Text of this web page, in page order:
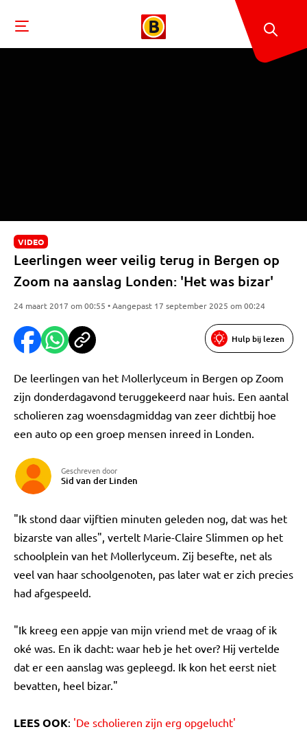
VIDEO
Leerlingen weer veilig terug in Bergen op
Zoom na aanslag Londen: 'Het was bizar'
24 maart 2017 om 00:55 • Aangepast 17 september 2025 om 00:24
Hulp bij lezen
De leerlingen van het Mollerlyceum in Bergen op Zoom
zijn donderdagavond teruggekeerd naar huis. Een aantal
scholieren zag woensdagmiddag van zeer dichtbij hoe
een auto op een groep mensen inreed in Londen.
Geschreven door
Sid van der Linden
"Ik stond daar vijftien minuten geleden nog, dat was het
bizarste van alles", vertelt Marie-Claire Slimmen op het
schoolplein van het Mollerlyceum. Zij besefte, net als
veel van haar schoolgenoten, pas later wat er zich precies
had afgespeeld.
"Ik kreeg een appje van mijn vriend met de vraag of ik
oké was. En ik dacht: waar heb je het over? Hij vertelde
dat er een aanslag was gepleegd. Ik kon het eerst niet
bevatten, heel bizar."
LEES OOK: 'De scholieren zijn erg opgelucht'